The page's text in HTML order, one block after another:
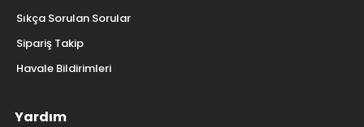
Sıkça Sorulan Sorular
Sipariş Takip
Havale Bildirimleri
Yardım